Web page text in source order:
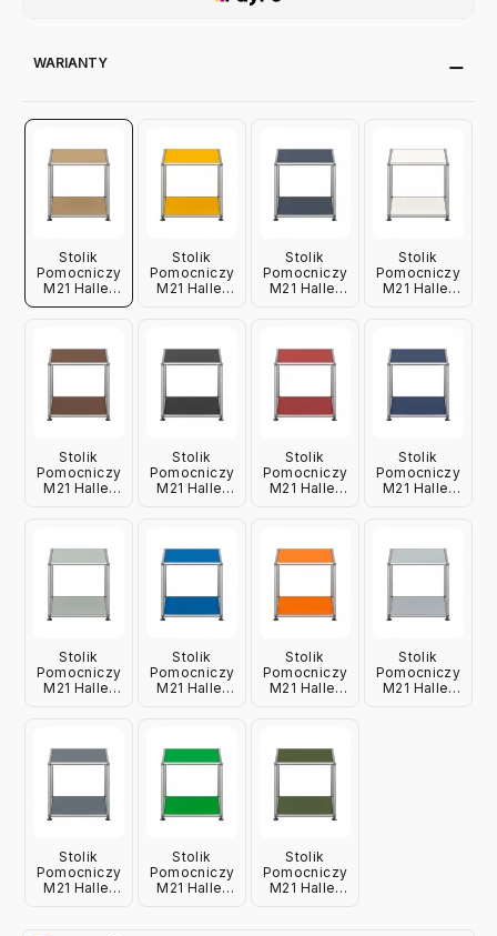
WARIANTY
Stolik
Pomocniczy
M21 Haller
Beżowy Usm
Stolik
Pomocniczy
M21 Haller
Stolik
Pomocniczy
M21 Haller
Stolik
Pomocniczy
M21 Haller
Stolik
Pomocniczy
M21 Haller
Stolik
Pomocniczy
M21 Haller
Stolik
Pomocniczy
M21 Haller
Stolik
Pomocniczy
M21 Haller
Stolik
Pomocniczy
M21 Haller
Stolik
Pomocniczy
M21 Haller
Stolik
Pomocniczy
M21 Haller
Stolik
Pomocniczy
M21 Haller
Stolik
Pomocniczy
M21 Haller
Stolik
Pomocniczy
M21 Haller
Stolik
Pomocniczy
M21 Haller